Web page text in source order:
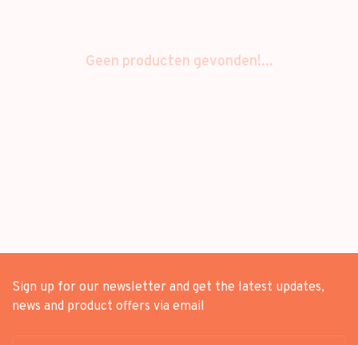
Geen producten gevonden!...
Sign up for our newsletter and get the latest updates,
news and product offers via email